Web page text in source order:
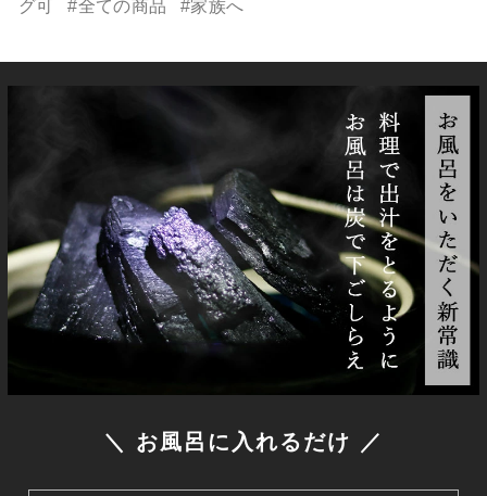
グ可
#全ての商品 #家族へ
＼ お風呂に入れるだけ ／